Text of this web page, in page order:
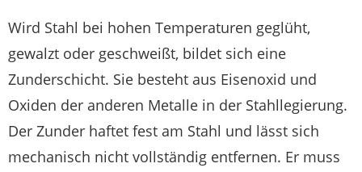
Wird Stahl bei hohen Temperaturen geglüht,
gewalzt oder geschweißt, bildet sich eine
Zunderschicht. Sie besteht aus Eisenoxid und
Oxiden der anderen Metalle in der Stahllegierung.
Der Zunder haftet fest am Stahl und lässt sich
mechanisch nicht vollständig entfernen. Er muss